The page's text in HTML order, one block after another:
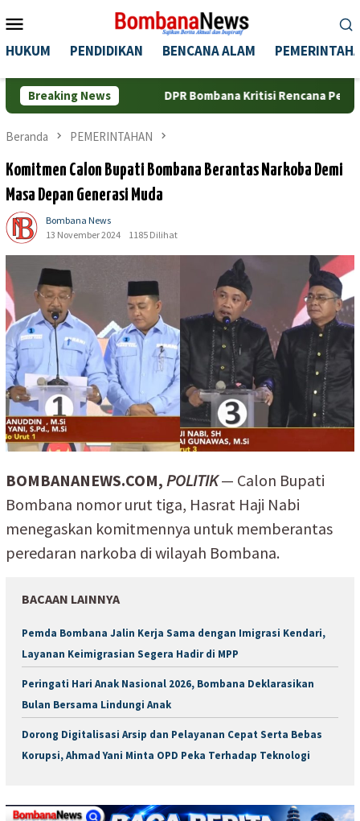
ke
kontenMobile
HUKUM PENDIDIKAN BENCANA ALAM
Breaking News
DPR Bombana Kritisi Rencana Penggunaan
Beranda PEMERINTAHAN
Komitmen Calon Bupati Bombana Berantas Narkoba Demi
Masa Depan Generasi Muda
Bombana News
13 November 2024
1185 Dilihat
BOMBANANEWS.COM, POLITIK— Calon Bupati
Bombana nomor urut tiga, Hasrat Haji Nabi
menegaskan komitmennya untuk memberantas
peredaran narkoba di wilayah Bombana.
BACAAN LAINNYA
Pemda Bombana Jalin Kerja Sama dengan Imigrasi Kendari,
Layanan Keimigrasian Segera Hadir di MPP
Peringati Hari Anak Nasional 2026, Bombana Deklarasikan
Bulan Bersama Lindungi Anak
Dorong Digitalisasi Arsip dan Pelayanan Cepat Serta Bebas
Korupsi, Ahmad Yani Minta OPD Peka Terhadap Teknologi